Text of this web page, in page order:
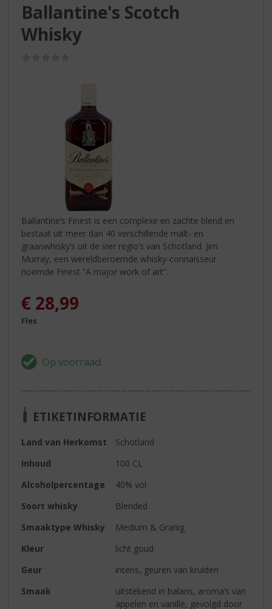
Ballantine's Scotch
Whisky
Ballantine’s Finest is een complexe en zachte blend en
bestaat uit meer dan 40 verschillende malt- en
graanwhisky’s uit de vier regio’s van Schotland. Jim
Murray, een wereldberoemde whisky-connaisseur
noemde Finest “A major work of art”.
€ 28,99
Fles
ETIKETINFORMATIE
Land van Herkomst
Schotland
Inhoud
100 CL
Alcoholpercentage
40% vol
Soort whisky
Blended
Smaaktype Whisky
Medium & Granig
Kleur
licht goud
Geur
intens, geuren van kruiden
Smaak
uitstekend in balans, aroma’s van
appelen en vanille, gevolgd door